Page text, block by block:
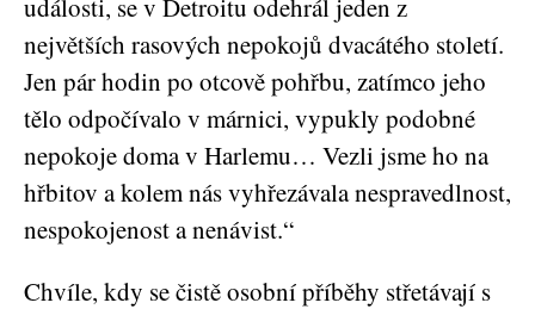
události, se v Detroitu odehrál jeden z
největších rasových nepokojů dvacátého století.
Jen pár hodin po otcově pohřbu, zatímco jeho
tělo odpočívalo v márnici, vypukly podobné
nepokoje doma v Harlemu… Vezli jsme ho na
hřbitov a kolem nás vyhřezávala nespravedlnost,
nespokojenost a nenávist.“
Chvíle, kdy se čistě osobní příběhy střetávají s